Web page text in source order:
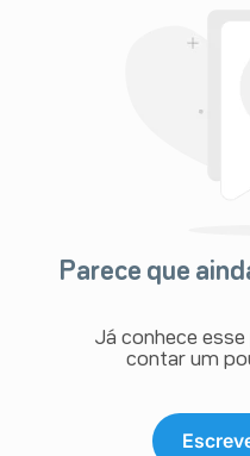
Parece que
Já conhece
contar um